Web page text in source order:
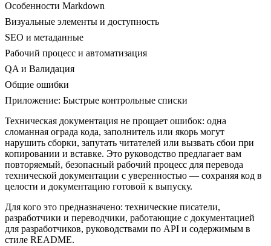
Особенности Markdown
Визуальные элементы и доступность
SEO и метаданные
Рабочий процесс и автоматизация
QA и Валидация
Общие ошибки
Приложение: Быстрые контрольные списки
Техническая документация не прощает ошибок: одна
сломанная ограда кода, заполнитель или якорь могут
нарушить сборки, запутать читателей или вызвать сбои при
копировании и вставке. Это руководство предлагает вам
повторяемый, безопасный рабочий процесс для перевода
технической документации с уверенностью — сохраняя код в
целости и документацию готовой к выпуску.
Для кого это предназначено: технические писатели,
разработчики и переводчики, работающие с документацией
для разработчиков, руководствами по API и содержимым в
стиле README.